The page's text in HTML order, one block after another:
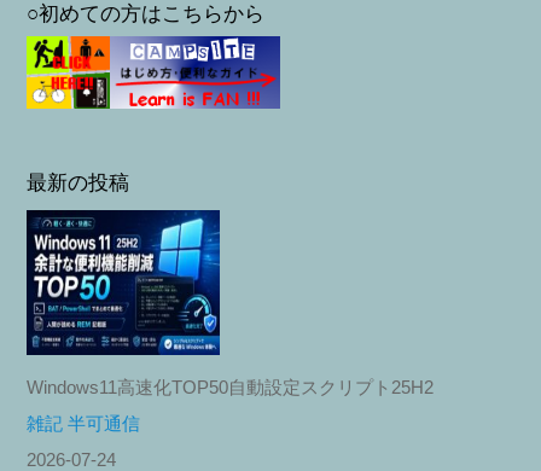
○初めての方はこちらから
最新の投稿
Windows11高速化TOP50自動設定スクリプト25H2
雑記 半可通信
2026-07-24